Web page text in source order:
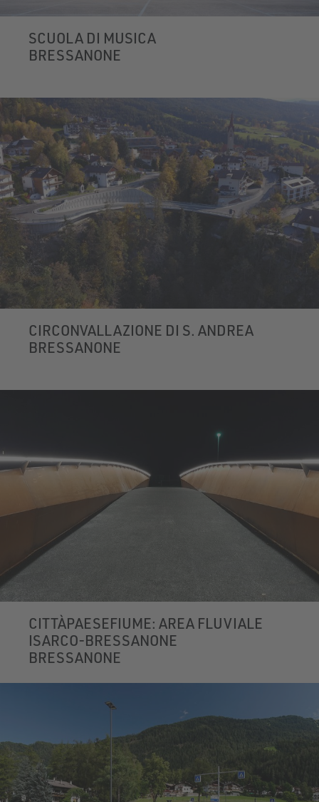
SCUOLA DI MUSICA
BRESSANONE
CIRCONVALLAZIONE DI S. ANDREA
BRESSANONE
CITTÀPAESEFIUME: AREA FLUVIALE
ISARCO-BRESSANONE
BRESSANONE